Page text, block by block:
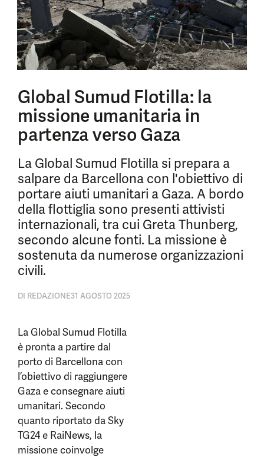
Global Sumud Flotilla: la
missione umanitaria in
partenza verso Gaza
La Global Sumud Flotilla si prepara a
salpare da Barcellona con l'obiettivo di
portare aiuti umanitari a Gaza. A bordo
della flottiglia sono presenti attivisti
internazionali, tra cui Greta Thunberg,
secondo alcune fonti. La missione è
sostenuta da numerose organizzazioni
civili.
DI REDAZIONE31 AGOSTO 2025
La Global Sumud Flotilla
è pronta a partire dal
porto di Barcellona con
l’obiettivo di raggiungere
Gaza e consegnare aiuti
umanitari. Secondo
quanto riportato da Sky
TG24 e RaiNews, la
missione coinvolge